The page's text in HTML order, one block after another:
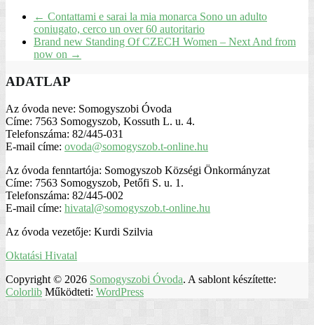
← Contattami e sarai la mia monarca Sono un adulto
coniugato, cerco un over 60 autoritario
Brand new Standing Of CZECH Women – Next And from
now on →
ADATLAP
Az óvoda neve: Somogyszobi Óvoda
Címe: 7563 Somogyszob, Kossuth L. u. 4.
Telefonszáma: 82/445-031
E-mail címe: ovoda@somogyszob.t-online.hu
Az óvoda fenntartója: Somogyszob Községi Önkormányzat
Címe: 7563 Somogyszob, Petőfi S. u. 1.
Telefonszáma: 82/445-002
E-mail címe: hivatal@somogyszob.t-online.hu
Az óvoda vezetője: Kurdi Szilvia
Oktatási Hivatal
Copyright © 2026 Somogyszobi Óvoda. A sablont készítette:
Colorlib Működteti: WordPress